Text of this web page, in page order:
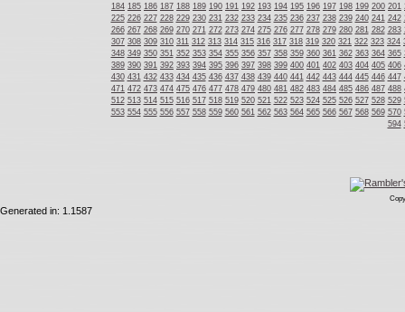
184 185 186 187 188 189 190 191 192 193 194 195 196 197 198 199 200 201
225 226 227 228 229 230 231 232 233 234 235 236 237 238 239 240 241 242
266 267 268 269 270 271 272 273 274 275 276 277 278 279 280 281 282 283
307 308 309 310 311 312 313 314 315 316 317 318 319 320 321 322 323 324
348 349 350 351 352 353 354 355 356 357 358 359 360 361 362 363 364 365
389 390 391 392 393 394 395 396 397 398 399 400 401 402 403 404 405 406
430 431 432 433 434 435 436 437 438 439 440 441 442 443 444 445 446 447
471 472 473 474 475 476 477 478 479 480 481 482 483 484 485 486 487 488
512 513 514 515 516 517 518 519 520 521 522 523 524 525 526 527 528 529
553 554 555 556 557 558 559 560 561 562 563 564 565 566 567 568 569 570
594
Generated in: 1.1587